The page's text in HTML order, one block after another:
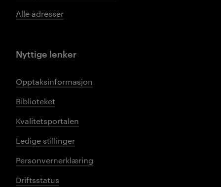
Alle adresser
Nyttige lenker
Opptaksinformasjon
Biblioteket
Kvalitetsportalen
Ledige stillinger
Personvernerklæring
Driftsstatus